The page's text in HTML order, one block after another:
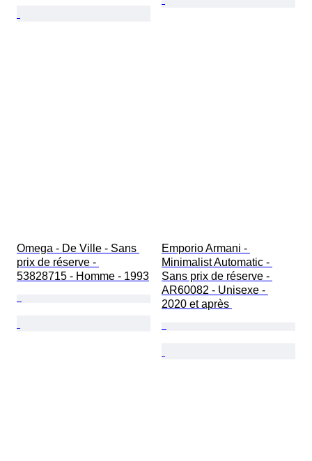
Omega - De Ville - Sans
prix de réserve -
53828715 - Homme - 1993
Emporio Armani -
Minimalist Automatic -
Sans prix de réserve -
AR60082 - Unisexe -
2020 et après